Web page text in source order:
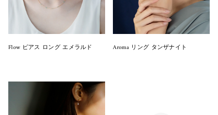
Flow ピアス ロング エメラルド Aroma リング タンザナイト